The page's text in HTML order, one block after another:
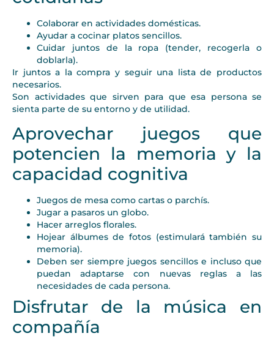
Colaborar en actividades domésticas.
Ayudar a cocinar platos sencillos.
Cuidar juntos de la ropa (tender, recogerla o
doblarla).
Ir juntos a la compra y seguir una lista de productos
necesarios.
Son actividades que sirven para que esa persona se
sienta parte de su entorno y de utilidad.
Aprovechar juegos que
potencien la memoria y la
capacidad cognitiva
Juegos de mesa como cartas o parchís.
Jugar a pasaros un globo.
Hacer arreglos florales.
Hojear álbumes de fotos (estimulará también su
memoria).
Deben ser siempre juegos sencillos e incluso que
puedan adaptarse con nuevas reglas a las
necesidades de cada persona.
Disfrutar de la música en
compañía